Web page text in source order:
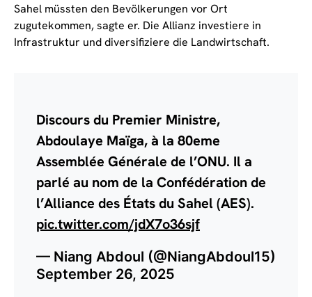
Sahel müssten den Bevölkerungen vor Ort
zugutekommen, sagte er. Die Allianz investiere in
Infrastruktur und diversifiziere die Landwirtschaft.
Discours du Premier Ministre,
Abdoulaye Maïga, à la 80eme
Assemblée Générale de l’ONU. Il a
parlé au nom de la Confédération de
l’Alliance des États du Sahel (AES).
pic.twitter.com/jdX7o36sjf
— Niang Abdoul (@NiangAbdoul15)
September 26, 2025